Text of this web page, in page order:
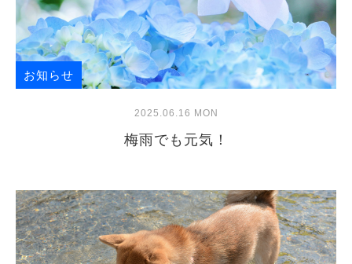
お知らせ
2025.06.16 MON
梅雨でも元気！